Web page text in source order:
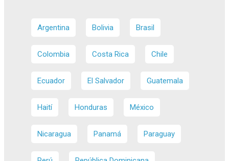
Argentina Bolivia Brasil
Colombia Costa Rica Chile
Ecuador El Salvador Guatemala
Haití Honduras México
Nicaragua Panamá Paraguay